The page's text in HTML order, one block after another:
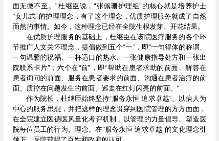
面无微不至。”杜继臣说，“张佩珊护理组”的核心就是培养护士
“女儿式”的护理理念，有了这个理念，优质护理服务就成了自然
而然的事情。如今，这种理念已经在全院生根发芽、开花结果。
在优质护理服务的基础上，杜继臣在该院医疗服务的各个环
节推广人文关怀理念，提倡做到五个“一”，即“一句得体的称谓、
一句温馨的祝福、一杯适口的热水、一张健康指导处方和一张出
院联系卡片”；六个在“前”，即“帮助在患者求助的前面、解答在
患者询问的前面、服务在患者要求的前面、沟通在患者治疗的前
面、质控在问题发生的前面、巡走在红灯闪亮的前面。”
作为院长，杜继臣始终坚持“服务永恒 追求卓越”、以病人为
中心的服务思想，并把这样的理念贯穿到医院管理的方方面面，
在全院建立医德医风量化考评机制，以管理的力量倡导、塑造医
院每位员工的行为、理念。在“服务永恒 追求卓越”的文化理念引